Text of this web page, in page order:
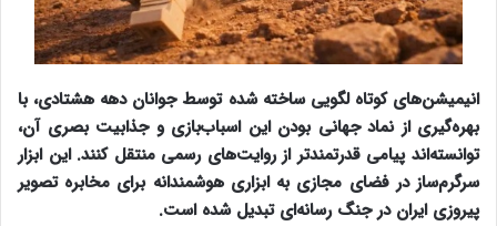
انیمیشن‌های کوتاه لگویی ساخته شده توسط جوانان دهه هشتادی، با
بهره‌گیری از نماد جهانی بودن این اسباب‌بازی و جذابیت بصری آن،
توانسته‌اند پیامی قدرتمندتر از روایت‌های رسمی منتقل کنند. این ابزار
سرگرم‌ساز در فضای مجازی به ابزاری هوشمندانه برای مخابره تصویر
پیروزی ایران در جنگ رسانه‌ای تبدیل شده است.